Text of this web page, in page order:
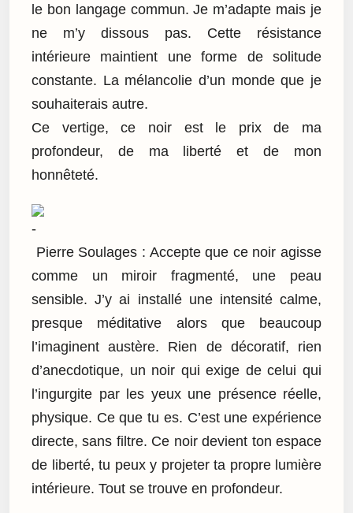
le bon langage commun. Je m’adapte mais je
ne m’y dissous pas. Cette résistance
intérieure maintient une forme de solitude
constante. La mélancolie d’un monde que je
souhaiterais autre.
Ce vertige, ce noir est le prix de ma
profondeur, de ma liberté et de mon
honnêteté.
Pierre Soulages : Accepte que ce noir agisse
comme un miroir fragmenté, une peau
sensible. J’y ai installé une intensité calme,
presque méditative alors que beaucoup
l’imaginent austère. Rien de décoratif, rien
d’anecdotique, un noir qui exige de celui qui
l’ingurgite par les yeux une présence réelle,
physique. Ce que tu es. C’est une expérience
directe, sans filtre. Ce noir devient ton espace
de liberté, tu peux y projeter ta propre lumière
intérieure. Tout se trouve en profondeur.